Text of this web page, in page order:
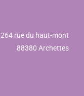
264 rue du haut-mont
88380 Archettes